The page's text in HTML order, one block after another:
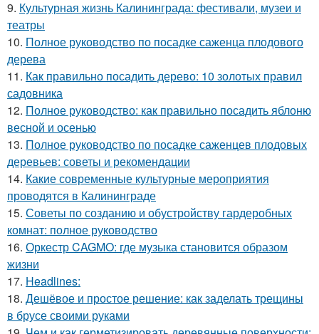
9. Культурная жизнь Калининграда: фестивали, музеи и
театры
10. Полное руководство по посадке саженца плодового
дерева
11. Как правильно посадить дерево: 10 золотых правил
садовника
12. Полное руководство: как правильно посадить яблоню
весной и осенью
13. Полное руководство по посадке саженцев плодовых
деревьев: советы и рекомендации
14. Какие современные культурные мероприятия
проводятся в Калининграде
15. Советы по созданию и обустройству гардеробных
комнат: полное руководство
16. Оркестр CAGMO: где музыка становится образом
жизни
17. Headlines:
18. Дешёвое и простое решение: как заделать трещины
в брусе своими руками